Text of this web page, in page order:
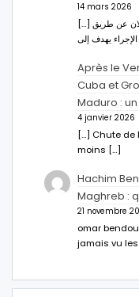
14 mars 2026
[…] الإعلان عن طريق Ahmed Abdel-Latifسفير مصر بالرباط.
Après le
Cuba et
Maduro :
4 janvier 2026
[…] Chute de
moins […]
Hachim
Maghreb :
21 novembre
omar
jamais vu